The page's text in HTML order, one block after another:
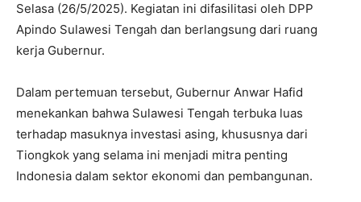
Selasa (26/5/2025). Kegiatan ini difasilitasi oleh DPP
Apindo Sulawesi Tengah dan berlangsung dari ruang
kerja Gubernur.
Dalam pertemuan tersebut, Gubernur Anwar Hafid
menekankan bahwa Sulawesi Tengah terbuka luas
terhadap masuknya investasi asing, khususnya dari
Tiongkok yang selama ini menjadi mitra penting
Indonesia dalam sektor ekonomi dan pembangunan.